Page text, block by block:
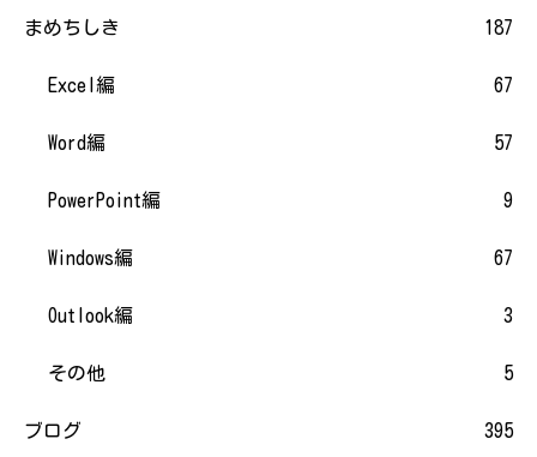
まめちしき 187
Excel編 67
Word編 57
PowerPoint編 9
Windows編 67
Outlook編 3
その他 5
ブログ 395